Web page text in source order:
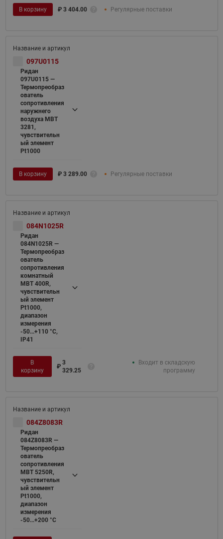
В корзину ₽ 3 404.00 Регулярные поставки
097U0115
Ридан
097U0115 —
Термопреобраз
ователь
сопротивления
наружнего
воздуха MBT
3281,
чувствительн
ый элемент
Pt1000
В корзину ₽ 3 289.00 Регулярные поставки
084N1025R
Ридан
084N1025R —
Термопреобраз
ователь
сопротивления
комнатный
MBT 400R,
чувствительн
ый элемент
Pt1000,
диапазон
измерения
-50...+110 °С,
IP41
В
корзину
₽
3
329.25
Входит в складскую
программу
084Z8083R
Ридан
084Z8083R —
Термопреобраз
ователь
сопротивления
MBT 5250R,
чувствительн
ый элемент
Pt1000,
диапазон
измерения
-50...+200 °С